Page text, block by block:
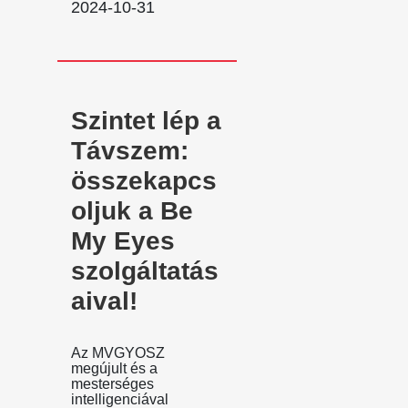
2024-10-31
Szintet lép a
Távszem:
összekapcs
oljuk a Be
My Eyes
szolgáltatás
aival!
Az MVGYOSZ
megújult és a
mesterséges
intelligenciával